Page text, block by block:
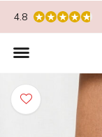
4.8